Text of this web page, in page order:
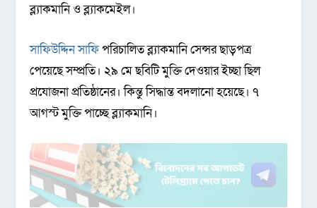
ব্ল্যাকমানি ও ব্ল্যাকমেইল।
সাফিউদ্দিন সাফিপরিচালিত ব্ল্যাকমানি সেন্সর ছাড়পত্র
পেয়েছে সম্প্রতি। ২৯ মে ছবিটি মুক্তি দেওয়ার ইচ্ছা ছিল
প্রযোজনা প্রতিষ্ঠানের। কিন্তু সিদ্ধান্ত বদলানো হয়েছে। ৭
আগস্ট মুক্তি পাচ্ছে ব্ল্যাকমানি।